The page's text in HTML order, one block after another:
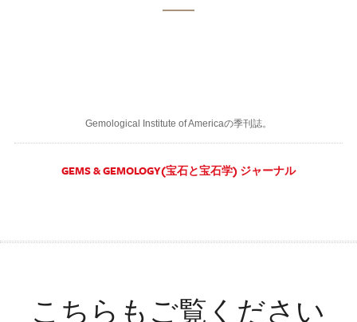
Gemological Institute of Americaの季刊誌。
GEMS & GEMOLOGY(宝石と宝石学) ジャーナル
こちらもご覧ください